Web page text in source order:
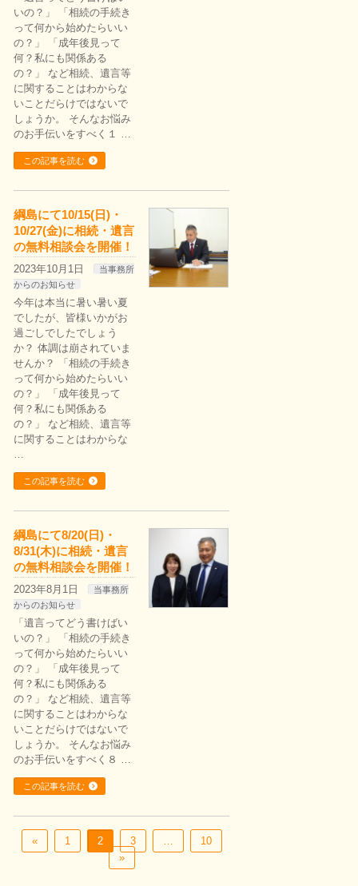
いの？」 「相続の手続き
って何から始めたらいい
の？」 「成年後見って
何？私にも関係ある
の？」 など相続、遺言等
に関することはわからな
いことだらけではないで
しょうか。 そんなお悩み
のお手伝いをすべく１ …
この記事を読む
綱島にて10/15(日)・
10/27(金)に相続・遺言
の無料相談会を開催！
2023年10月1日
当事務所
からのお知らせ
今年は本当に暑い暑い夏
でしたが、皆様いかがお
過ごしでしたでしょう
か？ 体調は崩されていま
せんか？ 「相続の手続き
って何から始めたらいい
の？」 「成年後見って
何？私にも関係ある
の？」 など相続、遺言等
に関することはわからな
…
この記事を読む
綱島にて8/20(日)・
8/31(木)に相続・遺言
の無料相談会を開催！
2023年8月1日
当事務所
からのお知らせ
「遺言ってどう書けばい
いの？」 「相続の手続き
って何から始めたらいい
の？」 「成年後見って
何？私にも関係ある
の？」 など相続、遺言等
に関することはわからな
いことだらけではないで
しょうか。 そんなお悩み
のお手伝いをすべく８ …
この記事を読む
« 1 2 3 …
10
»